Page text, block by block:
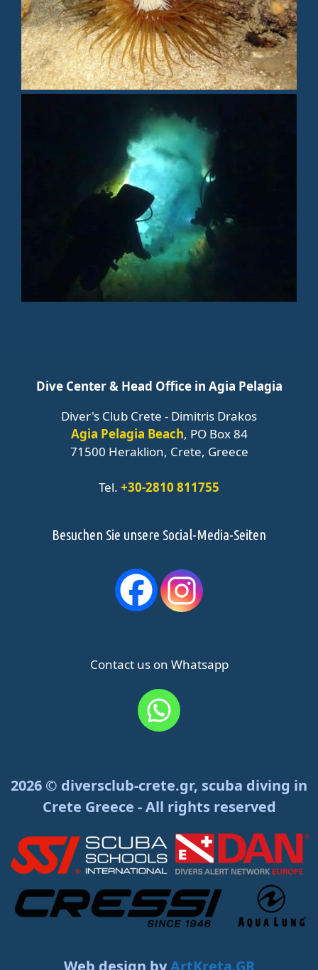
Dive Center & Head Office in Agia Pelagia
Diver's Club Crete - Dimitris Drakos
Agia Pelagia Beach, PO Box 84
71500 Heraklion, Crete, Greece
Tel. +30-2810 811755
Besuchen Sie unsere Social-Media-Seiten
Contact us on Whatsapp
2026 © diversclub-crete.gr, scuba diving in
Crete Greece - All rights reserved
Web design byArtKreta.GR